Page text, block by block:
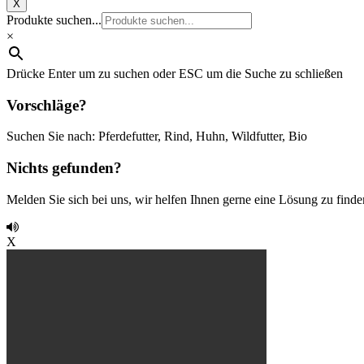
X
Produkte suchen...
×
Drücke Enter um zu suchen oder ESC um die Suche zu schließen
Vorschläge?
Suchen Sie nach: Pferdefutter, Rind, Huhn, Wildfutter, Bio
Nichts gefunden?
Melden Sie sich bei uns, wir helfen Ihnen gerne eine Lösung zu
X